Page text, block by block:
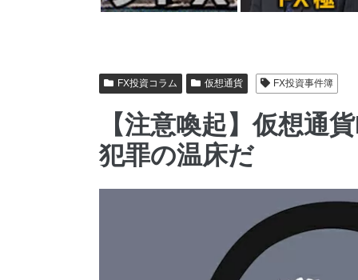
FX投資コラム 仮想通貨 FX投資事件簿
【注意喚起】仮想通
犯罪の温床だ